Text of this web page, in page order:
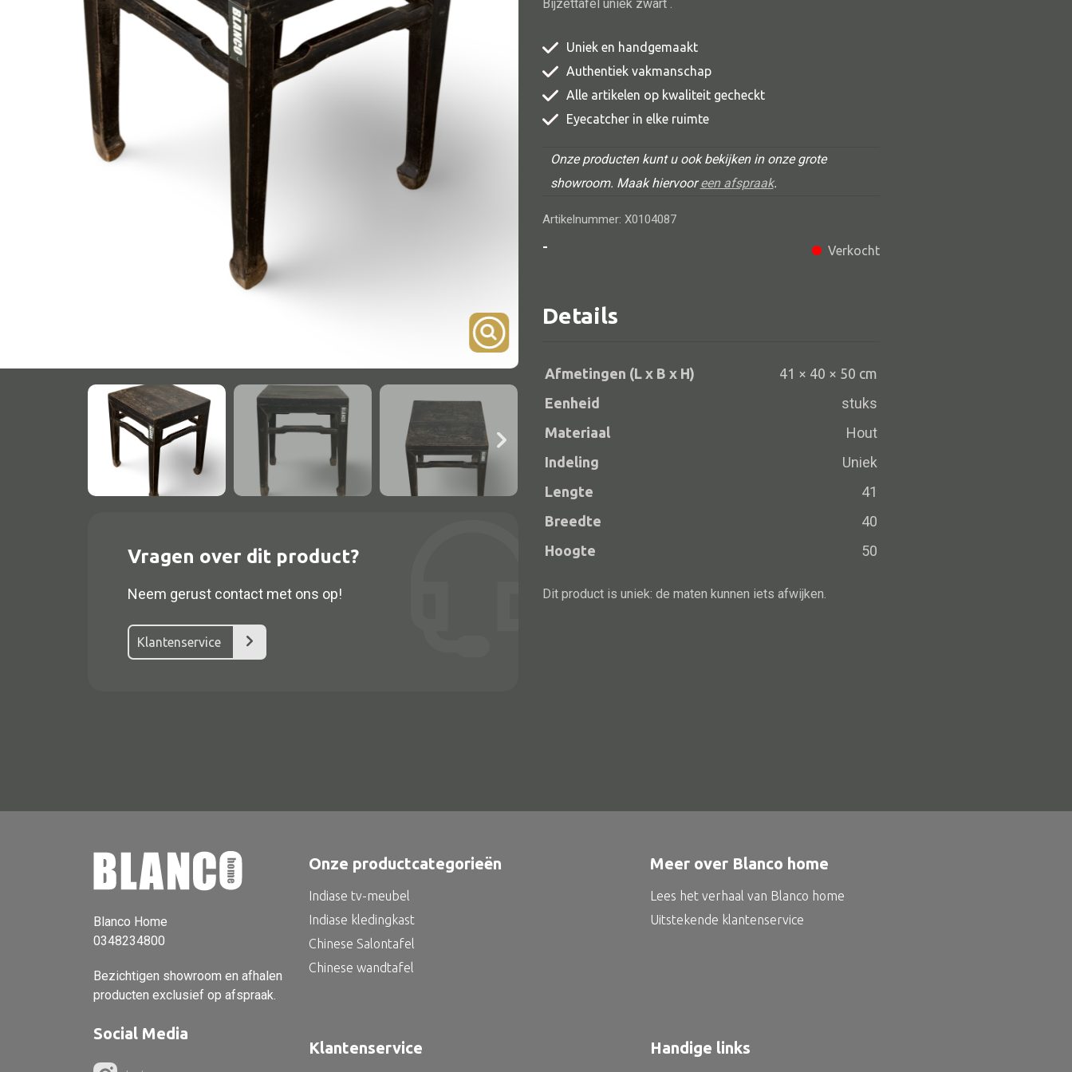
Onderstel
Bartafel
Console
Tafel overig
TV meubel
Rek
Comode
Alle lampen
Lampenkappen
Alle deco
Alle textiel
Kussen
Oosterse kast
Vragen over dit product?
Neem gerust contact met ons op!
Klantenservice
Bijzettafel uniek zwart .
Uniek en handgemaakt
Authentiek vakmanschap
Alle artikelen op kwaliteit gecheckt
Eyecatcher in elke ruimte
Onze producten kunt u ook bekijken in onze grote
showroom. Maak hiervooreen afspraak.
Artikelnummer: X0104087
-
Verkocht
Details
Afmetingen (L x B x H)
41 × 40 × 50 cm
Eenheid
stuks
Materiaal Hout
Indeling Uniek
Lengte 41
Breedte 40
Hoogte 50
Dit product is uniek: de maten kunnen iets afwijken.
Blanco Home
0348234800
Bezichtigen showroom en afhalen
producten exclusief op afspraak.
Social Media
Onze productcategorieën
Indiase tv-meubel
Indiase kledingkast
Chinese Salontafel
Chinese wandtafel
Meer over Blanco home
Lees het verhaal van Blanco home
Uitstekende klantenservice
Klantenservice Handige links